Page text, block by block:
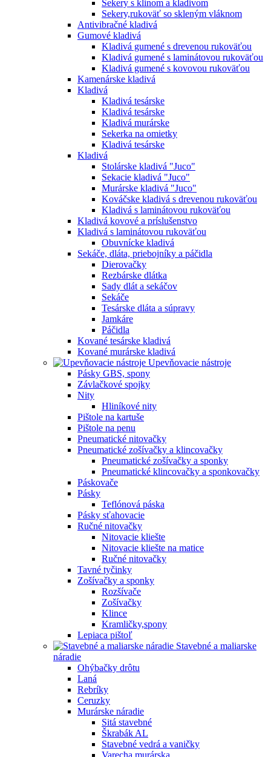
Sekery s klinom a kladivom
Sekery,rukoväť so skleným vláknom
Antivibračné kladivá
Gumové kladivá
Kladivá gumené s drevenou rukoväťou
Kladivá gumené s laminátovou rukoväťou
Kladivá gumené s kovovou rukoväťou
Kamenárske kladivá
Kladivá
Kladivá tesárske
Kladivá tesárske
Kladivá murárske
Sekerka na omietky
Kladivá tesárske
Kladivá
Stolárske kladivá "Juco"
Sekacie kladivá "Juco"
Murárske kladivá "Juco"
Kováčske kladivá s drevenou rukoväťou
Kladivá s laminátovou rukoväťou
Kladivá kovové a príslušenstvo
Kladivá s laminátovou rukoväťou
Obuvnícke kladivá
Sekáče, dláta, priebojníky a páčidla
Dierovačky
Rezbárske dlátka
Sady dlát a sekáčov
Sekáče
Tesárske dláta a súpravy
Jamkáre
Páčidla
Kované tesárske kladivá
Kované murárske kladivá
Upevňovacie nástroje
Pásky GBS, spony
Závlačkové spojky
Nity
Hliníkové nity
Pištole na kartuše
Pištole na penu
Pneumatické nitovačky
Pneumatické zošívačky a klincovačky
Pneumatické zošívačky a sponky
Pneumatické klincovačky a sponkovačky
Páskovače
Pásky
Teflónová páska
Pásky sťahovacie
Ručné nitovačky
Nitovacie kliešte
Nitovacie kliešte na matice
Ručné nitovačky
Tavné tyčinky
Zošívačky a sponky
Rozšívače
Zošívačky
Klince
Kramličky,spony
Lepiaca pištoľ
Stavebné a maliarske
náradie
Ohýbačky drôtu
Laná
Rebríky
Ceruzky
Murárske náradie
Sitá stavebné
Škrabák AL
Stavebné vedrá a vaničky
Varecha murárska